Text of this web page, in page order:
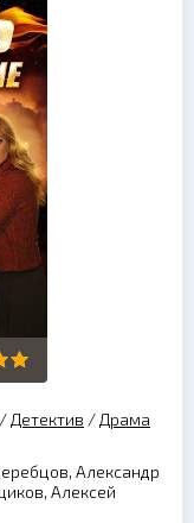
/ Детектив / Драма
Александр
Алексей